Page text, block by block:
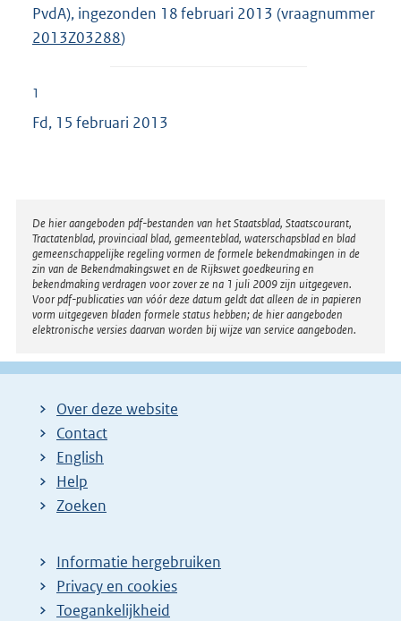
PvdA), ingezonden 18 februari 2013 (vraagnummer
2013Z03288)
1
Fd, 15 februari 2013
Disclaimer
De hier aangeboden pdf-bestanden van het Staatsblad, Staatscourant,
Tractatenblad, provinciaal blad, gemeenteblad, waterschapsblad en blad
gemeenschappelijke regeling vormen de formele bekendmakingen in de
zin van de Bekendmakingswet en de Rijkswet goedkeuring en
bekendmaking verdragen voor zover ze na 1 juli 2009 zijn uitgegeven.
Voor pdf-publicaties van vóór deze datum geldt dat alleen de in papieren
vorm uitgegeven bladen formele status hebben; de hier aangeboden
elektronische versies daarvan worden bij wijze van service aangeboden.
Over deze website
Contact
English
Help
Zoeken
Informatie hergebruiken
Privacy en cookies
Toegankelijkheid